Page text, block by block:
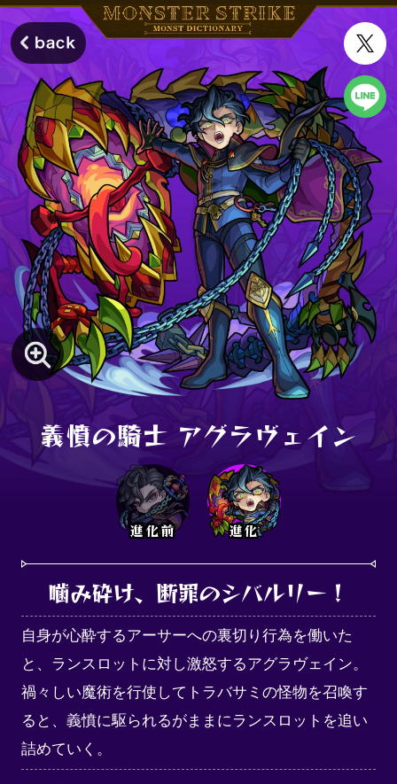
義憤の騎士 アグラヴェイン
進化前 進化
噛み砕け、断罪のシバルリー！
自身が心酔するアーサーへの裏切り行為を働いた
と、ランスロットに対し激怒するアグラヴェイン。
禍々しい魔術を行使してトラバサミの怪物を召喚す
ると、義憤に駆られるがままにランスロットを追い
詰めていく。